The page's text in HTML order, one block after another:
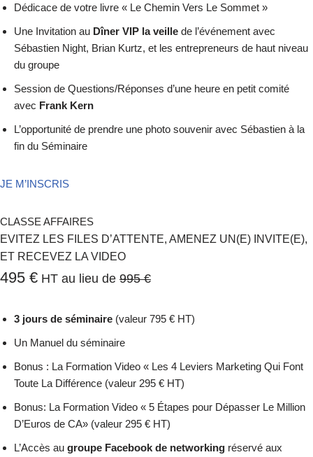
Dédicace de votre livre « Le Chemin Vers Le Sommet »
Une Invitation au Dîner VIP la veille de l’événement avec
Sébastien Night, Brian Kurtz, et les entrepreneurs de haut niveau
du groupe
Session de Questions/Réponses d’une heure en petit comité
avec Frank Kern
L’opportunité de prendre une photo souvenir avec Sébastien à la
fin du Séminaire
JE M’INSCRIS
CLASSE AFFAIRES
EVITEZ LES FILES D’ATTENTE, AMENEZ UN(E) INVITE(E),
ET RECEVEZ LA VIDEO
495 € HT au lieu de 995 €
3 jours de séminaire (valeur 795 € HT)
Un Manuel du séminaire
Bonus : La Formation Video « Les 4 Leviers Marketing Qui Font
Toute La Différence (valeur 295 € HT)
Bonus: La Formation Video « 5 Étapes pour Dépasser Le Million
D’Euros de CA» (valeur 295 € HT)
L’Accès au groupe Facebook de networking réservé aux